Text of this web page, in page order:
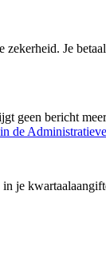
Je
geen bericht
de
je